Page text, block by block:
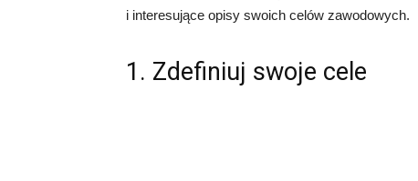
i interesujące opisy swoich celów zawodowych.
1. Zdefiniuj swoje cele